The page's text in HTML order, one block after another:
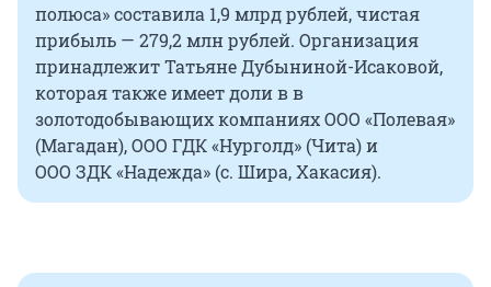
полюса» составила 1,9 млрд рублей, чистая
прибыль — 279,2 млн рублей. Организация
принадлежит Татьяне Дубыниной-Исаковой,
которая также имеет доли в в
золотодобывающих компаниях ООО «Полевая»
(Магадан), ООО ГДК «Нурголд» (Чита) и
ООО ЗДК «Надежда» (с. Шира, Хакасия).